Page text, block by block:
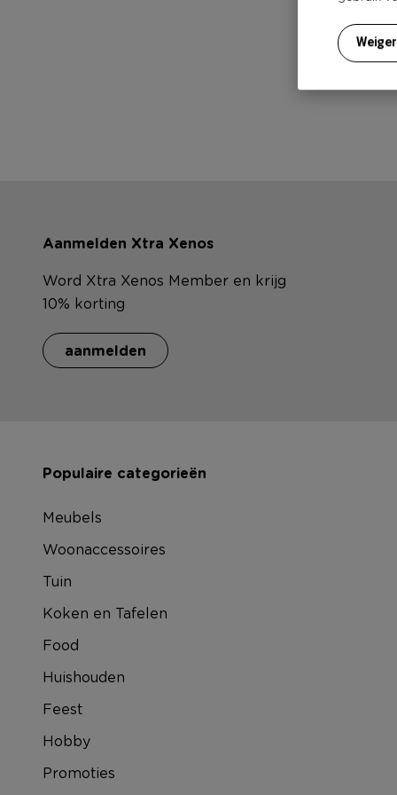
Aanmelden Xtra Xenos
Word Xtra Xenos Member en krijg
10% korting
aanmelden
Populaire categorieën
Meubels
Woonaccessoires
Tuin
Koken en Tafelen
Food
Huishouden
Feest
Hobby
Promoties